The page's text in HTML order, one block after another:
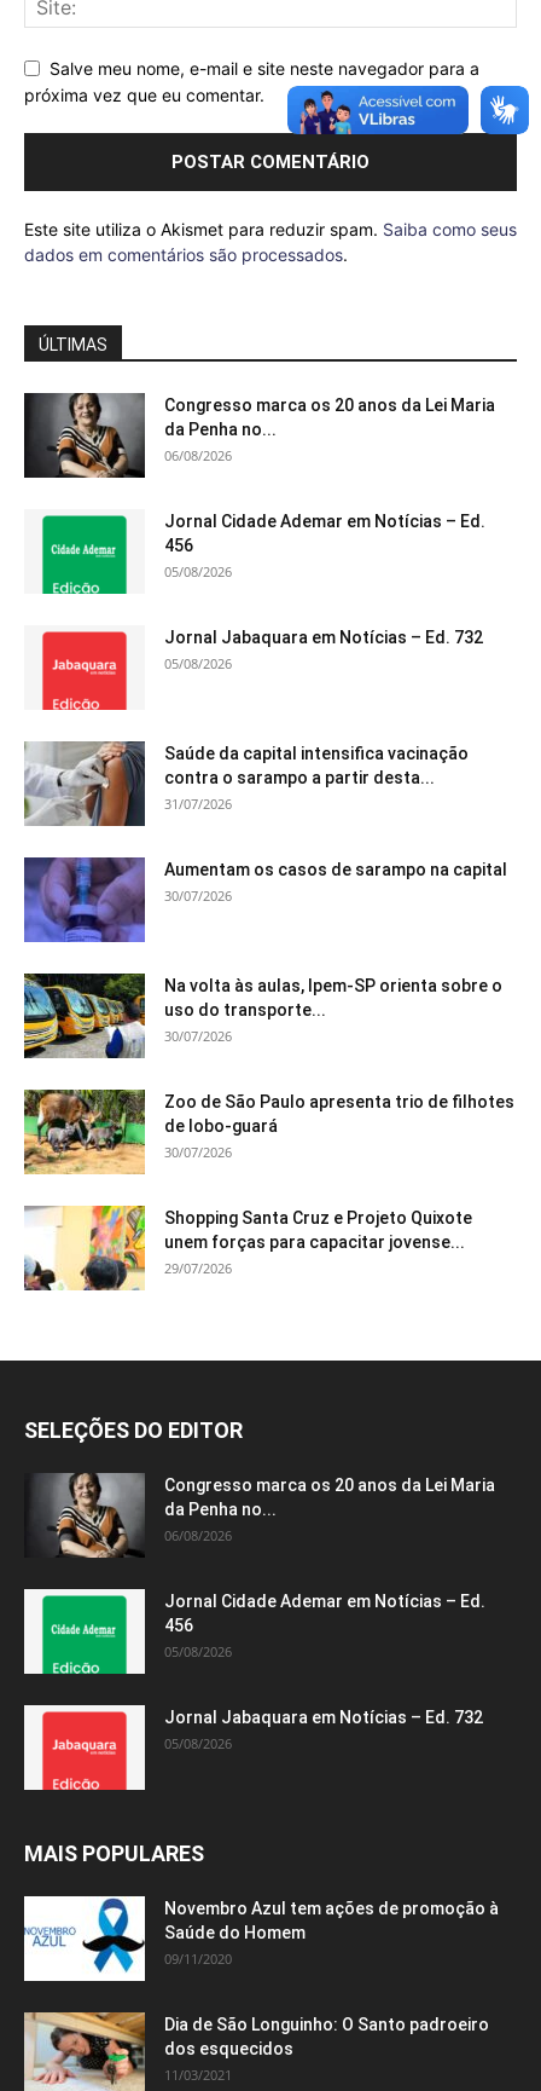
Salve meu nome, e-mail e site neste navegador para a
próxima vez que eu comentar.
Este site utiliza o Akismet para reduzir spam. Saiba como seus
dados em comentários são processados.
ÚLTIMAS
Congresso marca os 20 anos da Lei Maria
da Penha no...
06/08/2026
Jornal Cidade Ademar em Notícias – Ed.
456
05/08/2026
Jornal Jabaquara em Notícias – Ed. 732
05/08/2026
Saúde da capital intensifica vacinação
contra o sarampo a partir desta...
31/07/2026
Aumentam os casos de sarampo na capital
30/07/2026
Na volta às aulas, Ipem-SP orienta sobre o
uso do transporte...
30/07/2026
Zoo de São Paulo apresenta trio de filhotes
de lobo-guará
30/07/2026
Shopping Santa Cruz e Projeto Quixote
unem forças para capacitar jovense...
29/07/2026
SELEÇÕES DO EDITOR
Congresso marca os 20 anos da Lei Maria
da Penha no...
06/08/2026
Jornal Cidade Ademar em Notícias – Ed.
456
05/08/2026
Jornal Jabaquara em Notícias – Ed. 732
05/08/2026
MAIS POPULARES
Novembro Azul tem ações de promoção à
Saúde do Homem
09/11/2020
Dia de São Longuinho: O Santo padroeiro
dos esquecidos
11/03/2021